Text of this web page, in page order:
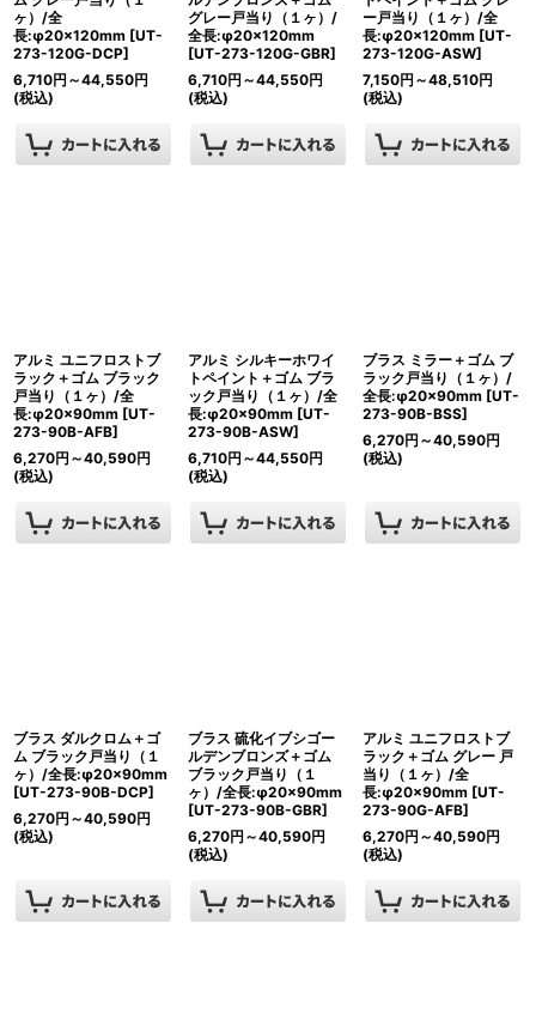
ヶ）/全
長:φ20×120mm [UT-
273-120G-DCP]
6,710円 ～44,550円
(税込)
グレー戸当り（１ヶ）/
全長:φ20×120mm
[UT-273-120G-GBR]
6,710円 ～44,550円
(税込)
ー戸当り（１ヶ）/全
長:φ20×120mm [UT-
273-120G-ASW]
7,150円 ～48,510円
(税込)
アルミ ユニフロストブ
ラック＋ゴム ブラック
戸当り（１ヶ）/全
長:φ20×90mm [UT-
273-90B-AFB]
6,270円 ～40,590円
(税込)
アルミ シルキーホワイ
トペイント＋ゴム ブラ
ック戸当り（１ヶ）/全
長:φ20×90mm [UT-
273-90B-ASW]
6,710円 ～44,550円
(税込)
ブラス ミラー＋ゴム ブ
ラック戸当り（１ヶ）/
全長:φ20×90mm [UT-
273-90B-BSS]
6,270円 ～40,590円
(税込)
ブラス ダルクロム＋ゴ
ム ブラック戸当り（１
ヶ）/全長:φ20×90mm
[UT-273-90B-DCP]
6,270円 ～40,590円
(税込)
ブラス 硫化イブシゴー
ルデンブロンズ＋ゴム
ブラック戸当り（１
ヶ）/全長:φ20×90mm
[UT-273-90B-GBR]
6,270円 ～40,590円
(税込)
アルミ ユニフロストブ
ラック＋ゴム グレー 戸
当り（１ヶ）/全
長:φ20×90mm [UT-
273-90G-AFB]
6,270円 ～40,590円
(税込)